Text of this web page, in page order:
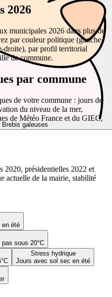
Brebis galeuses
en été
sous 20°C
Stress hydrique
Jours avec sol sec en été
2026
municipales 2026 dans plus de
par couleur politique (gauche,
droite), par profil territorial
de commune.
par commune
de votre commune : jours de
du niveau de la mer,
de Météo France et du GIEC,
2020, présidentielles 2022 et
actuelle de la mairie, stabilité